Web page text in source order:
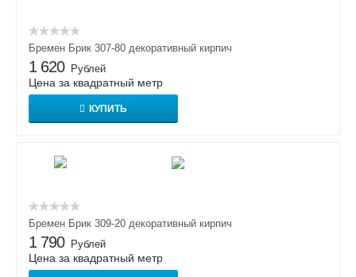
Бремен Брик 307-80 декоративный кирпич
1 620 Рублей
Цена за квадратный метр
КУПИТЬ
Бремен Брик 309-20 декоративный кирпич
1 790 Рублей
Цена за квадратный метр